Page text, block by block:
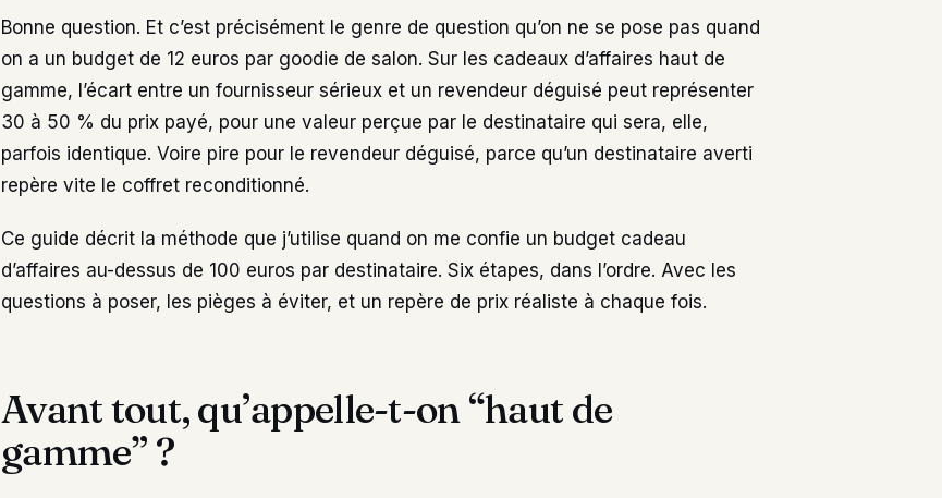
Bonne question. Et c’est précisément le genre de question qu’on ne se pose pas quand
on a un budget de 12 euros par goodie de salon. Sur les cadeaux d’affaires haut de
gamme, l’écart entre un fournisseur sérieux et un revendeur déguisé peut représenter
30 à 50 % du prix payé, pour une valeur perçue par le destinataire qui sera, elle,
parfois identique. Voire pire pour le revendeur déguisé, parce qu’un destinataire averti
repère vite le coffret reconditionné.
Ce guide décrit la méthode que j’utilise quand on me confie un budget cadeau
d’affaires au-dessus de 100 euros par destinataire. Six étapes, dans l’ordre. Avec les
questions à poser, les pièges à éviter, et un repère de prix réaliste à chaque fois.
Avant tout, qu’appelle-t-on “haut de
gamme” ?